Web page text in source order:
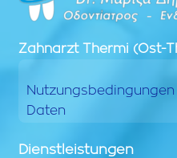
Zahnarzt Thermi (Ost-
Daten
Dienstleistungen